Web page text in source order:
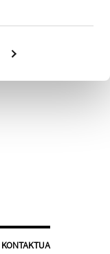
KONTAKTUA